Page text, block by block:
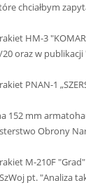
chciałbym
HM-3
oraz w publikacji
PNAN-1
152 mm
Obrony
M-210F
pt. "Analiza